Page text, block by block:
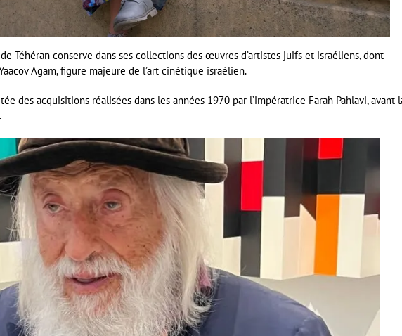
Téhéran conserve dans ses collections des œuvres d’artistes juifs et israéliens, dont
Agam, figure majeure de l’art cinétique israélien.
des acquisitions réalisées dans les années 1970 par l’impératrice Farah Pahlavi, avant